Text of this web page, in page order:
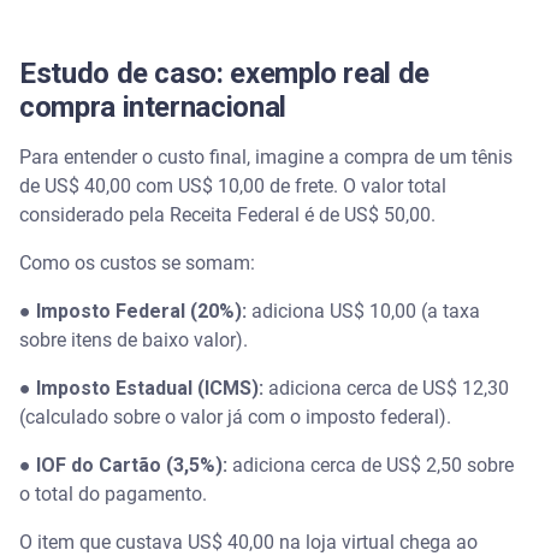
Estudo de caso: exemplo real de
compra internacional
Para entender o custo final, imagine a compra de um tênis
de US$ 40,00 com US$ 10,00 de frete. O valor total
considerado pela Receita Federal é de US$ 50,00.
Como os custos se somam:
● Imposto Federal (20%): adiciona US$ 10,00 (a taxa
sobre itens de baixo valor).
● Imposto Estadual (ICMS): adiciona cerca de US$ 12,30
(calculado sobre o valor já com o imposto federal).
● IOF do Cartão (3,5%): adiciona cerca de US$ 2,50 sobre
o total do pagamento.
O item que custava US$ 40,00 na loja virtual chega ao